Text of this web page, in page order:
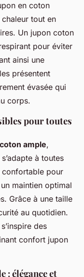
en coton
tout en
Un jupon coton
pour éviter
ainsi une
présentent
évasée qui
corps.
pour toutes
ample,
à toutes
pour
maintien optimal
Grâce à une taille
au quotidien.
des
confort jupon
: élégance et